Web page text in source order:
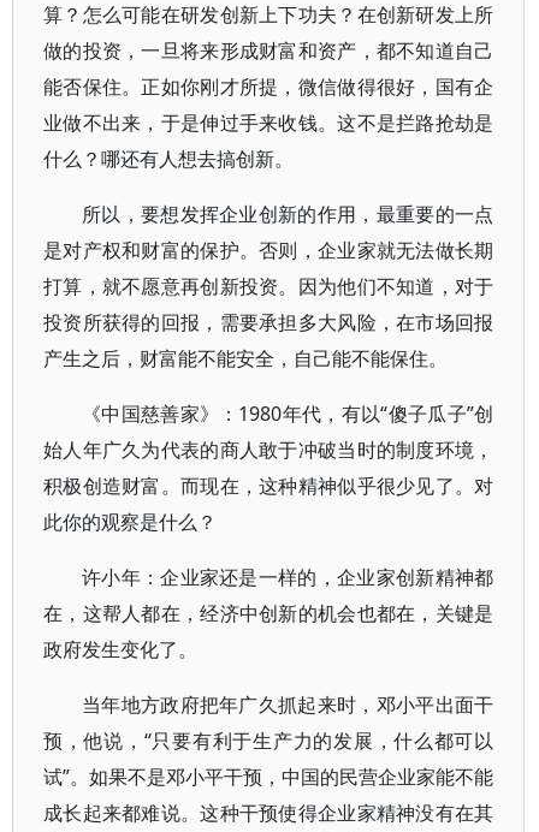
算？怎么可能在研发创新上下功夫？在创新研发上所
做的投资，一旦将来形成财富和资产，都不知道自己
能否保住。正如你刚才所提，微信做得很好，国有企
业做不出来，于是伸过手来收钱。这不是拦路抢劫是
什么？哪还有人想去搞创新。
所以，要想发挥企业创新的作用，最重要的一点
是对产权和财富的保护。否则，企业家就无法做长期
打算，就不愿意再创新投资。因为他们不知道，对于
投资所获得的回报，需要承担多大风险，在市场回报
产生之后，财富能不能安全，自己能不能保住。
《中国慈善家》：1980年代，有以“傻子瓜子”创
始人年广久为代表的商人敢于冲破当时的制度环境，
积极创造财富。而现在，这种精神似乎很少见了。对
此你的观察是什么？
许小年：企业家还是一样的，企业家创新精神都
在，这帮人都在，经济中创新的机会也都在，关键是
政府发生变化了。
当年地方政府把年广久抓起来时，邓小平出面干
预，他说，“只要有利于生产力的发展，什么都可以
试”。如果不是邓小平干预，中国的民营企业家能不能
成长起来都难说。这种干预使得企业家精神没有在其